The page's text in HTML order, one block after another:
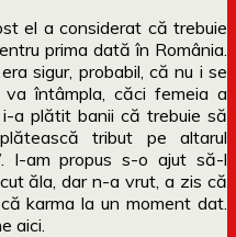
el a considerat că trebuie
prima dată în România.
sigur, probabil, că nu i se
întâmpla, căci femeia a
a plătit banii că trebuie să
tribut pe altarul
I-am propus s-o ajut să-l
ăla, dar n-a vrut, a zis că
karma la un moment dat.
aici.